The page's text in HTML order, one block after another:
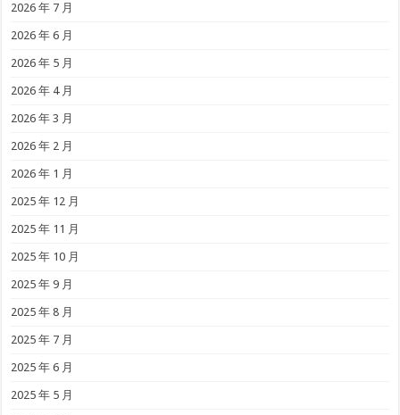
2026 年 7 月
2026 年 6 月
2026 年 5 月
2026 年 4 月
2026 年 3 月
2026 年 2 月
2026 年 1 月
2025 年 12 月
2025 年 11 月
2025 年 10 月
2025 年 9 月
2025 年 8 月
2025 年 7 月
2025 年 6 月
2025 年 5 月